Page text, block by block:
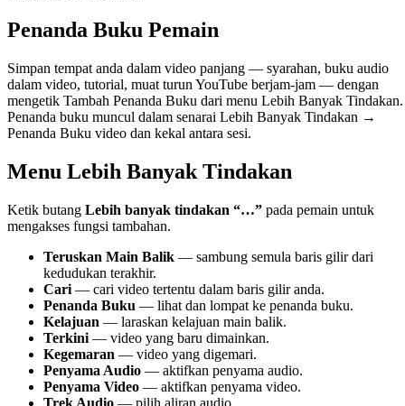
Penanda Buku Pemain
Simpan tempat anda dalam video panjang — syarahan, buku audio
dalam video, tutorial, muat turun YouTube berjam-jam — dengan
mengetik Tambah Penanda Buku dari menu Lebih Banyak Tindakan.
Penanda buku muncul dalam senarai Lebih Banyak Tindakan →
Penanda Buku video dan kekal antara sesi.
Menu Lebih Banyak Tindakan
Ketik butang Lebih banyak tindakan “…” pada pemain untuk
mengakses fungsi tambahan.
Teruskan Main Balik — sambung semula baris gilir dari
kedudukan terakhir.
Cari — cari video tertentu dalam baris gilir anda.
Penanda Buku — lihat dan lompat ke penanda buku.
Kelajuan — laraskan kelajuan main balik.
Terkini — video yang baru dimainkan.
Kegemaran — video yang digemari.
Penyama Audio — aktifkan penyama audio.
Penyama Video — aktifkan penyama video.
Trek Audio — pilih aliran audio.